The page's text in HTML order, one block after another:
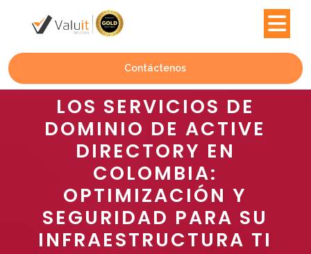
Contáctenos
LOS SERVICIOS DE
DOMINIO DE ACTIVE
DIRECTORY EN
COLOMBIA:
OPTIMIZACIÓN Y
SEGURIDAD PARA SU
INFRAESTRUCTURA TI